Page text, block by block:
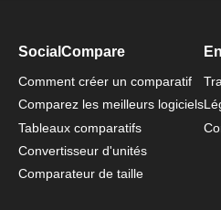
SocialCompare
Comment créer un comparatif
Comparez les meilleurs logiciels
Tableaux comparatifs
Convertisseur d'unités
Comparateur de taille